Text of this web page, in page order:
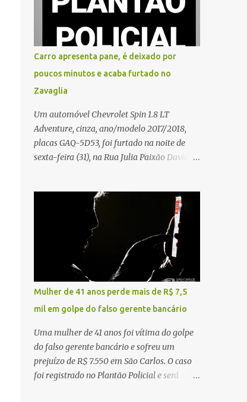
forma equivocada e, em seguida, passou a
atenção de moradores e de pessoas que
estavam nas proximidades. Ainda conforme
o registro policial, a vítima relatou que, ao
receber a entrega, voltou a ser ofendida com
palavras de baixo calão e insultos. Ela
que se sentiu ameaçada, coagida e
humilhada com a situação. Fonte: São
Carlos Agora
Carro apresenta pane, é deixado por
poucos minutos e acaba furtado no
Zavaglia
Um automóvel Chevrolet Spin 1.8 LT
Adventure, cinza, ano/modelo 2017/2018,
placas GAQ-5D53, foi furtado na noite de
sexta-feira (31), na Rua Julia Paixão David,
motorista seguia pela via quando o veículo
apresentou uma pane elétrica no painel,
deixando de funcionar e impossibilitando
uma nova partida. Ainda segundo o registro
policial, o condutor estacionou o carro,
certificou-se de que todas as portas estavam
trancadas, permaneceu com a chave de
ignição e se ausentou do local por cerca de
dez minutos para buscar ajuda. Ao retornar,
constatou que o automóvel havia
desaparecido. A vítima realizou buscas pelas
imediações, mas não conseguiu localizar o
veículo. Conforme o boletim, um menino de
Mulher de 41 anos perde mais de R$ 7,5
mil em golpe do falso gerente bancário
Uma mulher de 41 anos foi vítima do golpe
do falso gerente bancário e sofreu um
prejuízo de R$ 7.550 em São Carlos. O caso
foi registrado no Plantão Policial e será